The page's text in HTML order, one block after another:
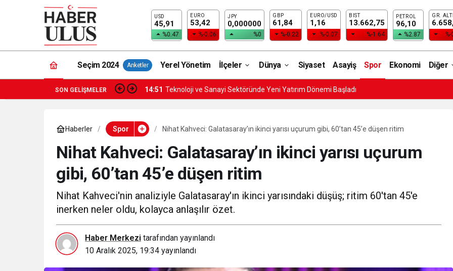
USD
45,91
%0.47
EURO
53,42
%-0.06
JPY
0,000000
%0
GBP
61,84
%-0.22
EURO/USD
1,16
%-0.07
BIST
13.662,75
%-1.64
PETROL
96,10
%2.87
GR.
Seçim 2024 Anketler Yerel Yönetim İlçeler Dünya Siyaset Asayiş Spor Ekonomi Diğer
SON GELIŞMELER 14:51 Teknoloji ve Sanayi Sektöründe Yeni Yatırım Dönemi Başladı
Haberler Spor Nihat Kahveci: Galatasaray’ın ikinci yarısı uçurum gibi, 60’tan 45’e düşen ritim
Nihat Kahveci: Galatasaray’ın ikinci yarısı uçurum
gibi, 60’tan 45’e düşen ritim
Nihat Kahveci'nin analiziyle Galatasaray'ın ikinci yarısındaki düşüş; ritim 60'tan 45'e
inerken neler oldu, kolayca anlaşılır özet.
Haber Merkezi tarafından yayınlandı
10 Aralık 2025, 19:34 yayınlandı